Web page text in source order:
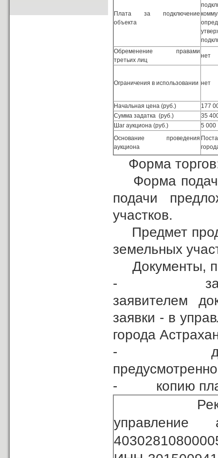
Плата за подключение
объекта
Обременение правами
третьих лиц
нет
Ограничения в использовании нет
Начальная цена (руб.)
177
Сумма задатка (руб.)
35
Шаг аукциона (руб.)
5 000
Основание проведения
аукциона
Форма
Форма
подачи
участков.
Предмет
земельных
Документы,
- заявка на
заявителем
заявки - в
города
- договор
- копию
Реквизиты